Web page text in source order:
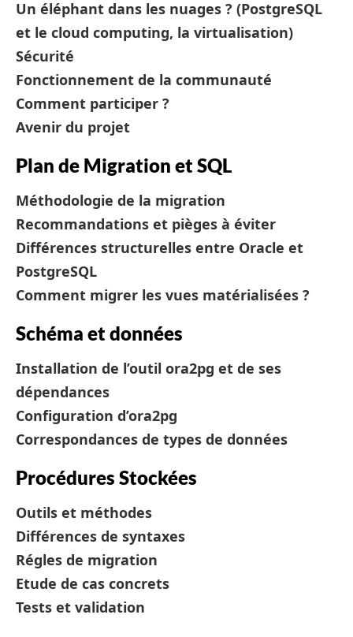
Un éléphant dans les nuages ? (PostgreSQL
et le cloud computing, la virtualisation)
Sécurité
Fonctionnement de la communauté
Comment participer ?
Avenir du projet
Plan de Migration et SQL
Méthodologie de la migration
Recommandations et pièges à éviter
Différences structurelles entre Oracle et
PostgreSQL
Comment migrer les vues matérialisées ?
Schéma et données
Installation de l’outil ora2pg et de ses
dépendances
Configuration d’ora2pg
Correspondances de types de données
Procédures Stockées
Outils et méthodes
Différences de syntaxes
Régles de migration
Etude de cas concrets
Tests et validation